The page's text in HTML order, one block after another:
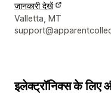
जानकारी देखें
डिज़ाइनर के संपर्क की
Valletta, MT
इलेक्ट्रॉनिक्स के लिए